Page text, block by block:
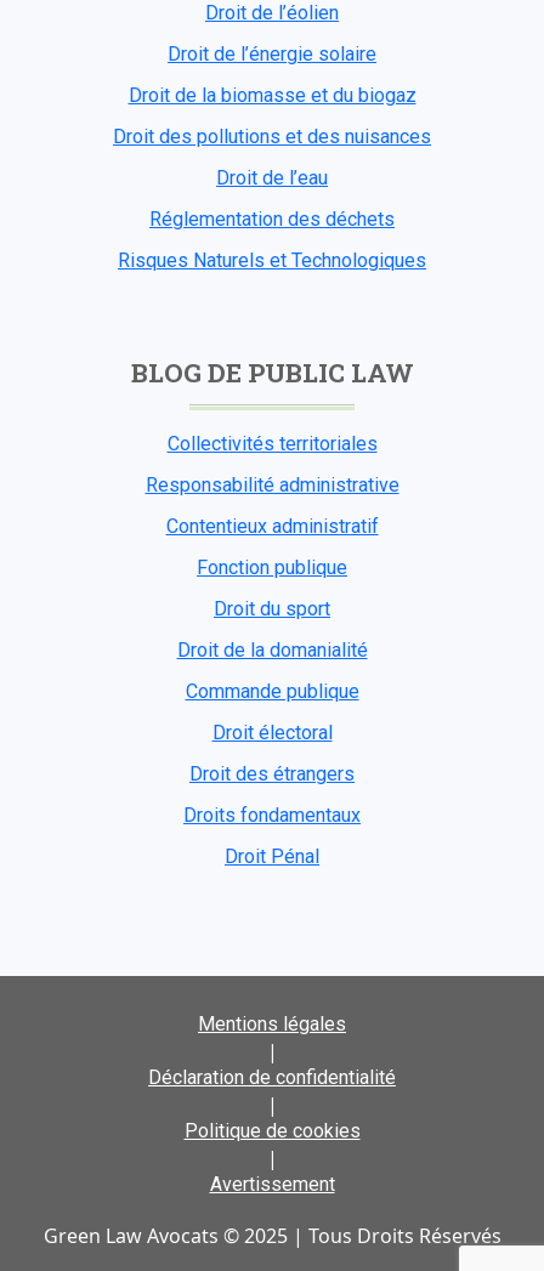
Droit de l’éolien
Droit de l’énergie solaire
Droit de la biomasse et du biogaz
Droit des pollutions et des nuisances
Droit de l’eau
Réglementation des déchets
Risques Naturels et Technologiques
BLOG DE PUBLIC LAW
Collectivités territoriales
Responsabilité administrative
Contentieux administratif
Fonction publique
Droit du sport
Droit de la domanialité
Commande publique
Droit électoral
Droit des étrangers
Droits fondamentaux
Droit Pénal
Mentions légales
|
Déclaration de confidentialité
|
Politique de cookies
|
Avertissement
Green Law Avocats © 2025 | Tous Droits Réservés